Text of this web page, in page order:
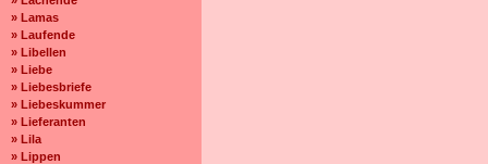
» Lamas
» Laufende
» Libellen
» Liebe
» Liebesbriefe
» Liebeskummer
» Lieferanten
» Lila
» Lippen